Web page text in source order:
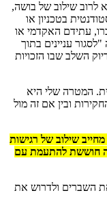
לרוב שילוב של בושה,
בטכניון או
עתידם האקדמי או
עניינים בתוך
השלב שבו הזכויות
המטרה שלי היא
ובין אם זה מול
שילוב של רגישות
חוששת להתעמת עם
השברים ולדרוש את